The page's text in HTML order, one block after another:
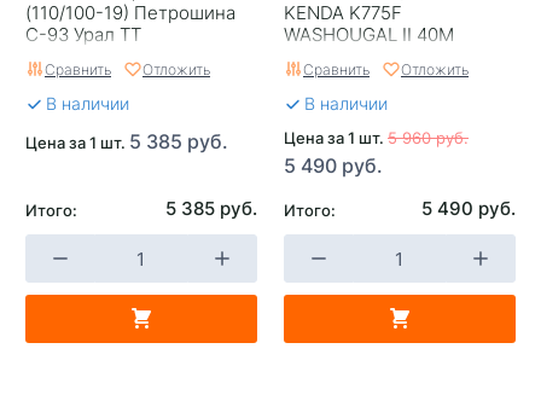
(110/100-19) Петрошина
С-93 Урал TT
Сравнить Отложить
В наличии
Цена за 1 шт. 5 385 руб.
Итого: 5 385 руб.
KENDA K775F
WASHOUGAL II 40M
STICKY TT
Сравнить Отложить
В наличии
Цена за 1 шт. 5 960 руб.
5 490 руб.
Итого: 5 490 руб.